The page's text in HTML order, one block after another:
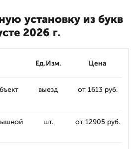
установку из букв
2026 г.
Ед.Изм. Цена
выезд от 1613 руб.
шт. от 12905 руб.